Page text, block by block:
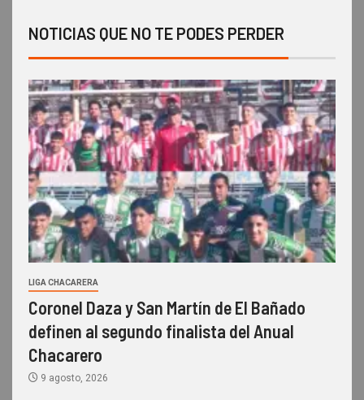
NOTICIAS QUE NO TE PODES PERDER
LIGA CHACARERA
Coronel Daza y San Martín de El Bañado
definen al segundo finalista del Anual
Chacarero
9 agosto, 2026